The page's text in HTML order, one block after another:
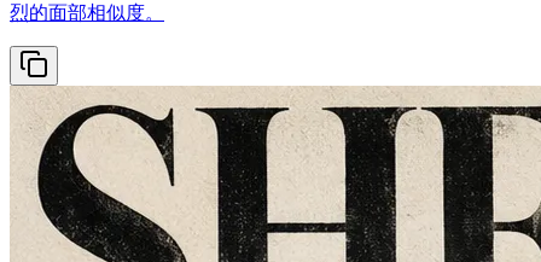
烈的面部相似度。